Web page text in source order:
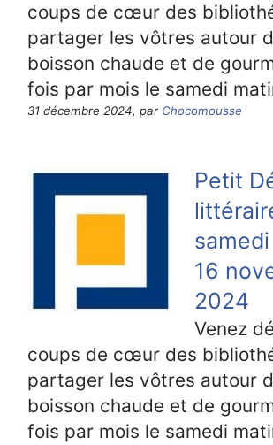
coups de cœur des
partager les vôtres autour
boisson chaude et de
fois par mois le samedi
31 décembre 2024, par Chocomousse
Petit
samedi
16
2024
Venez
coups de cœur des
partager les vôtres autour
boisson chaude et de
fois par mois le samedi